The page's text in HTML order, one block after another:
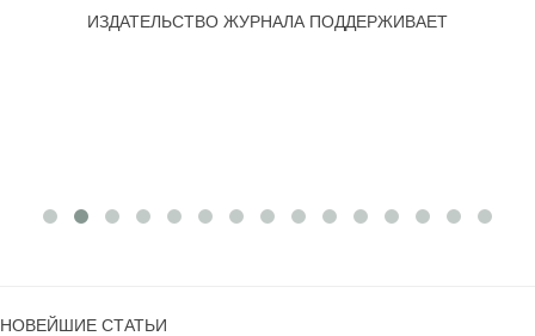
ИЗДАТЕЛЬСТВО ЖУРНАЛА ПОДДЕРЖИВАЕТ
НОВЕЙШИЕ СТАТЬИ